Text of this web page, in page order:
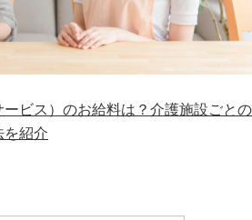
ビス）のお給料は？介護施設ごとの
を紹介